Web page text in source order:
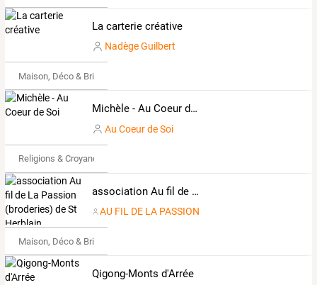
La carterie créative
Nadège Guilbert
Maison, Déco & Bricolage
Michèle - Au Coeur de Soi
Au Coeur de Soi
Religions & Croyances
association Au fil de La Passion (broderies) de St Herblain
AU FIL DE LA PASSION
Maison, Déco & Bricolage
Qigong-Monts d'Arrée